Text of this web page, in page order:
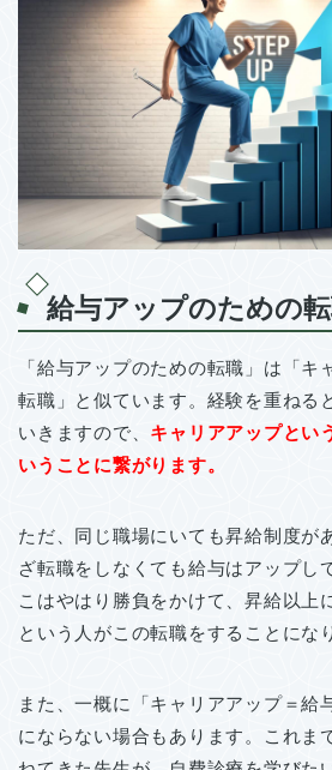
給与アップのための
「給与アップのための転職」は「キ
転職」と似ています。経験を重ねる
いきますので、 キャリアアップとい
いうことに繋がります。
ただ、同じ職場にいても昇給制度が
ざ転職をしなくても給与はアップし
こはやはり勝負をかけて、昇給以上
という人がこの転職をすることにな
また、一概に「キャリアアップ＝給
にならない場合もあります。これま